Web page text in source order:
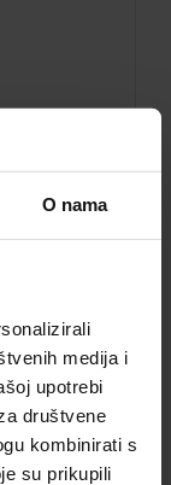
O nama
medija i
upotrebi
društvene
kombinirati s
su prikupili